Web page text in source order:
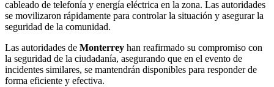
cableado de telefonía y energía eléctrica en la zona. Las autoridades
se movilizaron rápidamente para controlar la situación y asegurar la
seguridad de la comunidad.
Las autoridades de Monterrey han reafirmado su compromiso con
la seguridad de la ciudadanía, asegurando que en el evento de
incidentes similares, se mantendrán disponibles para responder de
forma eficiente y efectiva.